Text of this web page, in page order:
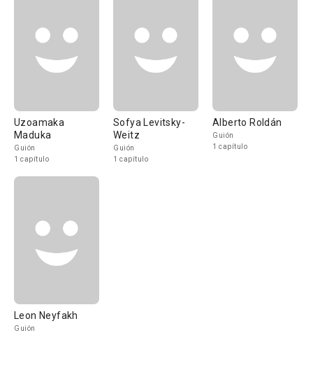
Uzoamaka
Maduka
Guión
1 capítulo
Sofya Levitsky-
Weitz
Guión
1 capítulo
Alberto Roldán
Guión
1 capítulo
Leon Neyfakh
Guión